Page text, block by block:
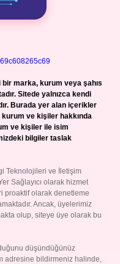
marka, kurum veya şahıs
Sitede yalnızca kendi
Burada yer alan içerikler
ve kişiler hakkında
ve kişiler ile isim
bilgiler taslak
Teknolojileri ve İletişim
Sağlayıcı olarak hizmet
proaktif olarak denetleme
Ancak, üyelerimiz
olup, siteye üye olarak bu
düşündüğünüz
adresine bildirmeniz halinde,